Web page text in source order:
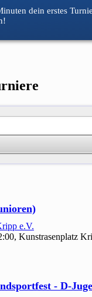
dein erstes
e.V.
Kunstrasenplatz
- D-